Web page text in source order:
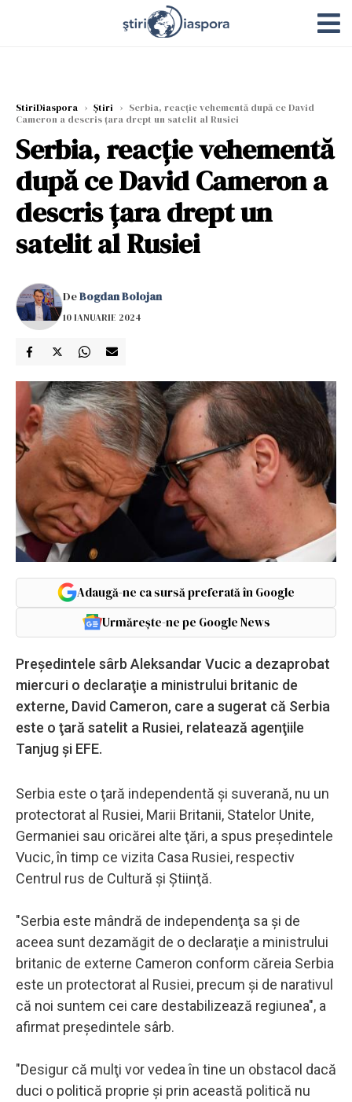
StiriDiaspora › Știri › Serbia, reacție vehementă după ce David
Cameron a descris țara drept un satelit al Rusiei
Serbia, reacție vehementă
după ce David Cameron a
descris țara drept un
satelit al Rusiei
DeBogdan Bolojan
10 IANUARIE 2024
Adaugă-ne ca sursă preferată în Google
Urmărește-ne pe Google News
Preşedintele sârb Aleksandar Vucic a dezaprobat
miercuri o declaraţie a ministrului britanic de
externe, David Cameron, care a sugerat că Serbia
este o ţară satelit a Rusiei, relatează agenţiile
Tanjug şi EFE.
Serbia este o ţară independentă şi suverană, nu un
protectorat al Rusiei, Marii Britanii, Statelor Unite,
Germaniei sau oricărei alte ţări, a spus preşedintele
Vucic, în timp ce vizita Casa Rusiei, respectiv
Centrul rus de Cultură şi Ştiinţă.
"Serbia este mândră de independenţa sa şi de
aceea sunt dezamăgit de o declaraţie a ministrului
britanic de externe Cameron conform căreia Serbia
este un protectorat al Rusiei, precum şi de narativul
că noi suntem cei care destabilizează regiunea", a
afirmat preşedintele sârb.
"Desigur că mulţi vor vedea în tine un obstacol dacă
duci o politică proprie şi prin această politică nu